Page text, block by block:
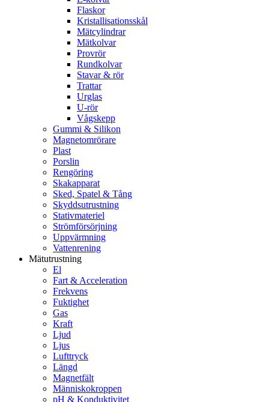
Flaskor
Kristallisationsskål
Mätcylindrar
Mätkolvar
Provrör
Rundkolvar
Stavar & rör
Trattar
Urglas
U-rör
Vågskepp
Gummi & Silikon
Magnetomrörare
Plast
Porslin
Rengöring
Skakapparat
Sked, Spatel & Tång
Skyddsutrustning
Stativmateriel
Strömförsörjning
Uppvärmning
Vattenrening
Mätutrustning
El
Fart & Acceleration
Frekvens
Fuktighet
Gas
Kraft
Ljud
Ljus
Lufttryck
Längd
Magnetfält
Människokroppen
pH & Konduktivitet